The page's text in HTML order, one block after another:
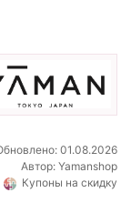
01.08.2026
Автор: Yamanshop
Купоны на скидку